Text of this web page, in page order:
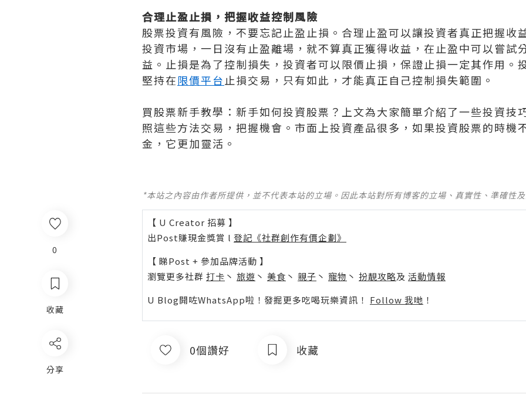
0
收藏
分享
合理止盈止損，把握收益控制風險
股票投資有風險，不要忘記止盈止損。合理止盈可以讓投資者真正把握收
投資市場，一日沒有止盈離場，就不算真正獲得收益，在止盈中可以嘗試
益。止損是為了控制損失，投資者可以限價止損，保證止損一定其作用。
堅持在限價平台 止損交易，只有如此，才能真正自己控制損失範圍。
買股票新手教學：新手如何投資股票？上文為大家簡單介紹了一些投資技
照這些方法交易，把握機會。市面上投資產品很多，如果投資股票的時機
金，它更加靈活。
*本站之內容由作者所提供，並不代表本站的立場。因此本站對所有博客的立場、真實性、準確性
【 U Creator 招募 】
出Post賺現金獎賞 l 登記《社群創作有價企劃》
【 睇Post + 參加品牌活動 】
瀏覽更多社群 打卡 丶 旅遊 丶 美食 丶 親子 丶 寵物 丶 扮靚攻略及 活動情報
U Blog開咗WhatsApp啦！發掘更多吃喝玩樂資訊！ Follow 我哋 ！
0個讚好 收藏